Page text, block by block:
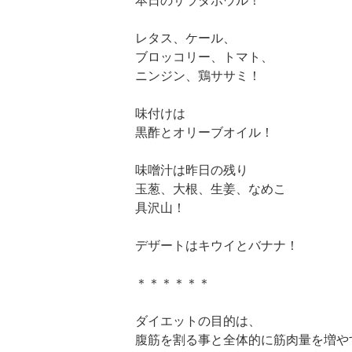
レタス、ケール、
ブロッコリー、トマト、
ニンジン、鶏ササミ！
味付けは
黒酢とオリーブオイル！
味噌汁は昨日の残り
玉葱、大根、生姜、なめこ
具沢山！
デザートはキウイとバナナ！
＊＊＊＊＊＊
ダイエットの目的は、
腹筋を割る事と全体的に筋肉量を増や